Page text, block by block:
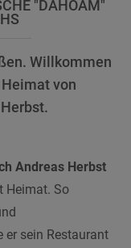
"DAHOAM"
Willkommen
von
Andreas Herbst
Heimat. So
er sein Restaurant